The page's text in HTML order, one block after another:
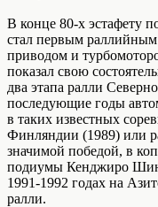
В конце 80-х эстафету
стал первым
приводом и
показал свою
два этапа ралли
последующие годы
в таких известных
Финляндии (1989) или
значимой победой, в
подиумы Кенджиро
1991-1992 годах на
ралли.